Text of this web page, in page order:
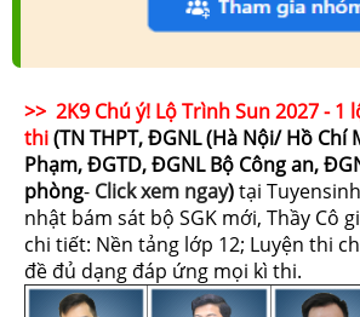
>> 2K9 Chú ý! Lộ Trình Sun 2027 - 1
thi(TN THPT, ĐGNL (Hà Nội/ Hồ Chí
Phạm, ĐGTD, ĐGNL Bộ Công an,
phòng- Click xem ngay)tại
nhật bám sát bộ SGK mới, Thầy Cô
chi tiết: Nền tảng lớp 12; Luyện thi
đề đủ dạng đáp ứng mọi kì thi.